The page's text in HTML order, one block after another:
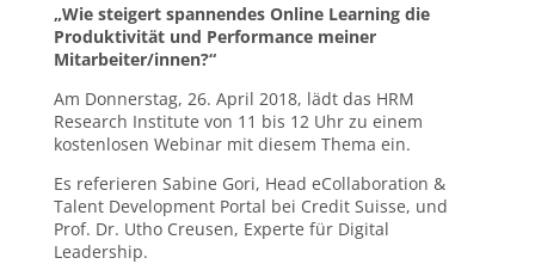
„Wie steigert spannendes Online Learning die
Produktivität und Performance meiner
Mitarbeiter/innen?“
Am Donnerstag, 26. April 2018, lädt das HRM
Research Institute von 11 bis 12 Uhr zu einem
kostenlosen Webinar mit diesem Thema ein.
Es referieren Sabine Gori, Head eCollaboration &
Talent Development Portal bei Credit Suisse, und
Prof. Dr. Utho Creusen, Experte für Digital
Leadership.